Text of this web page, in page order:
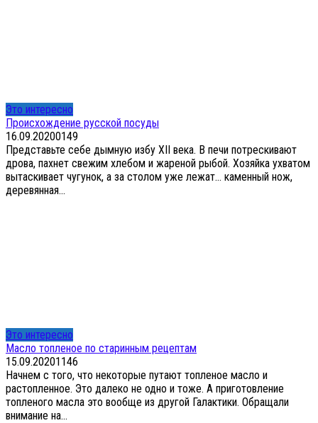
Это интересно
Происхождение русской посуды
16.09.20200149
Представьте себе дымную избу XII века. В печи потрескивают
дрова, пахнет свежим хлебом и жареной рыбой. Хозяйка ухватом
вытаскивает чугунок, а за столом уже лежат… каменный нож,
деревянная...
Это интересно
Масло топленое по старинным рецептам
15.09.20201146
Начнем с того, что некоторые путают топленое масло и
растопленное. Это далеко не одно и тоже. А приготовление
топленого масла это вообще из другой Галактики. Обращали
внимание на...